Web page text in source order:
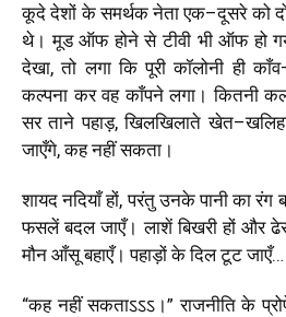
कूदे देशों के समर्थक नेता एक–दूसरे को
थे। मूड ऑफ होने से टीवी भी ऑफ हो
देखा,तो लगा कि पूरी कॉलोनी ही काँव
कल्पना कर वह काँपने लगा। कितनी
सर ताने पहाड़,खिलखिलाते खेत–
जाएँगे,कह नहीं सकता।
शायद नदियाँ हों,परंतु उनके पानी का रंग
फसलें बदल जाएँ। लाशें बिखरी हों और
मौन आँसू बहाएँ। पहाड़ों के दिल टूट जाएँ
“कह नहीं सकताऽऽऽ।”राजनीति के